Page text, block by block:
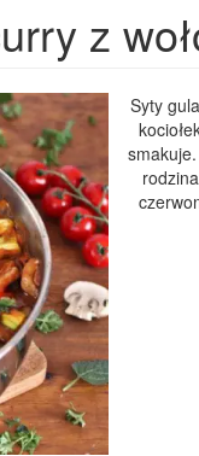
z
Syty